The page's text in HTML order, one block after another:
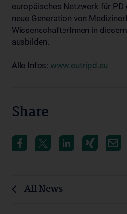
europäisches Netzwerk für PD
neue Generation von
WissenschafterInnen in
ausbilden.
Alle Infos: www.eutripd.eu
Share
All News